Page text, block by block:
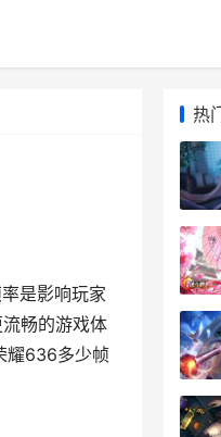
是影响玩家
畅的游戏体
耀636多少帧
热